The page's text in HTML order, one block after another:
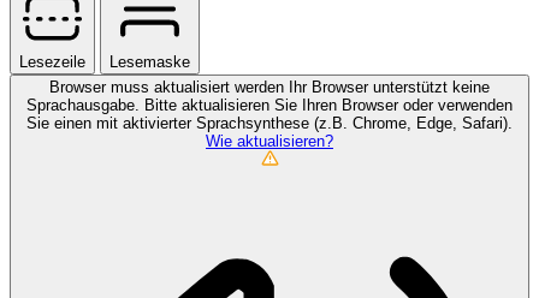
Lesezeile
Lesemaske
Browser muss aktualisiert werden
Ihr Browser unterstützt keine
Sprachausgabe. Bitte aktualisieren Sie Ihren Browser oder verwenden
Sie einen mit aktivierter Sprachsynthese (z.B. Chrome, Edge, Safari).
Wie aktualisieren?